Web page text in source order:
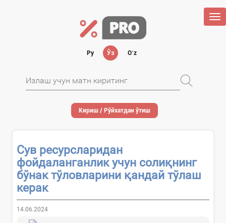
Ру Ўз Oʻz
Кириш / Рўйхатдан ўтиш
Сув ресурсларидан
фойдаланганлик учун солиқнинг
бўнак тўловларини қандай тўлаш
керак
14.06.2024